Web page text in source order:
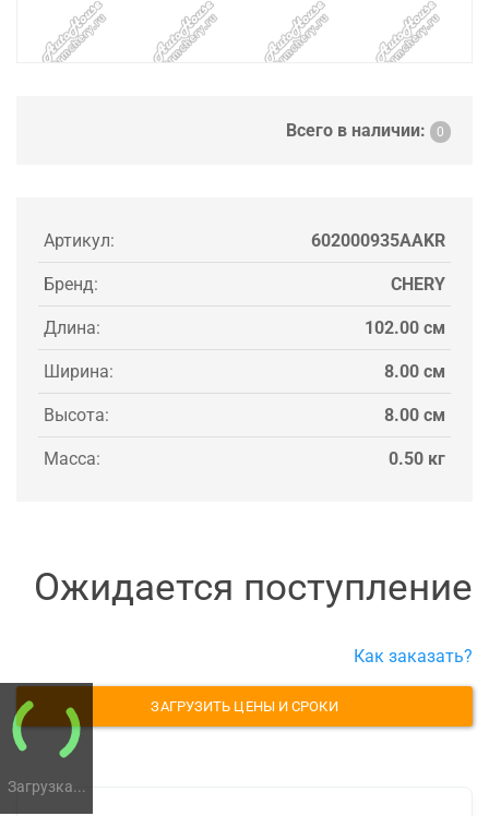
Загрузка...
Всего в наличии: 0
Артикул: 602000935AAKR
Бренд: CHERY
Длина: 102.00 см
Ширина: 8.00 см
Высота: 8.00 см
Масса: 0.50 кг
Ожидается поступление
Как заказать?
ЗАГРУЗИТЬ ЦЕНЫ И СРОКИ